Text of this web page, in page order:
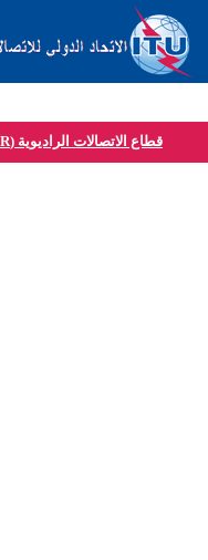
قطاع الاتصالات الراديوية (ITU-R)